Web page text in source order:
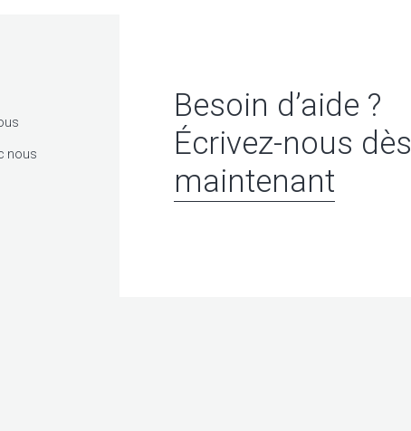
nous
Besoin d’aide ?
Écrivez-nous dès
maintenant